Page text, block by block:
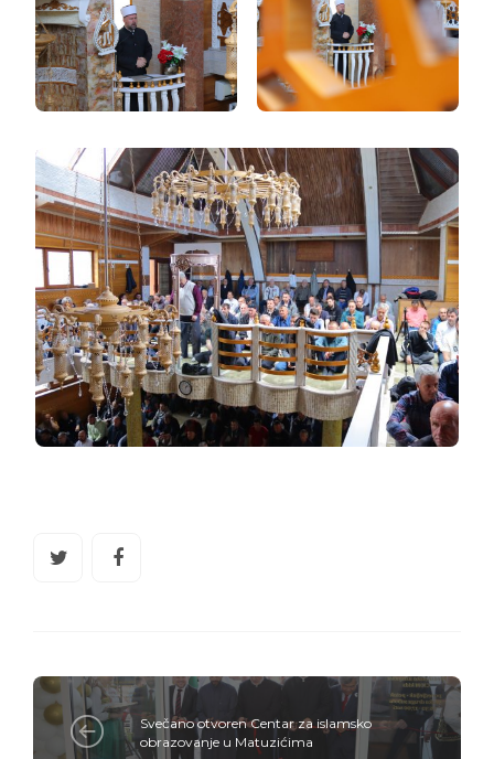
Svečano otvoren Centar za islamsko
obrazovanje u Matuzićima